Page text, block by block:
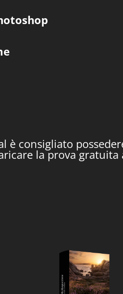
è consigliato
la prova gratuita